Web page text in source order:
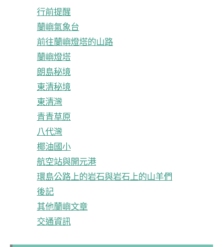
行前提醒
蘭嶼氣象台
前往蘭嶼燈塔的山路
蘭嶼燈塔
朗島秘境
東清秘境
東清灣
青青草原
八代灣
椰油國小
航空站與開元港
環島公路上的岩石與岩石上的山羊們
後記
其他蘭嶼文章
交通資訊